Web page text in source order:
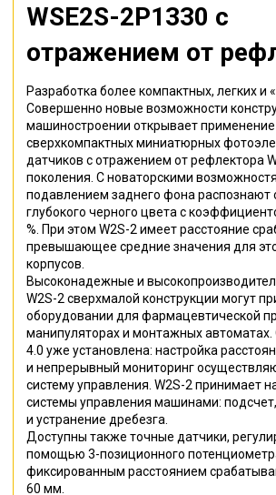
WSE2S-2P1330 с
отражением от
Разработка более компактных, легких и
Совершенно новые возможности
машиностроении открывает применение
сверхкомпактных миниатюрных
датчиков с отражением от рефлектора
поколения. С новаторскими
подавлением заднего фона
глубокого черного цвета с
%. При этом W2S-2 имеет расстояние
превышающее средние значения для
корпусов.
Высоконадежные и
W2S-2 сверхмалой конструкции могут
оборудовании для фармацевтической
манипуляторах и монтажных автоматах.
4.0 уже установлена: настройка
и непрерывный мониторинг
систему управления. W2S-2 принимает
системы управления машинами:
и устранение дребезга.
Доступны также точные датчики,
помощью 3-позиционного
фиксированным расстоянием
60 мм.